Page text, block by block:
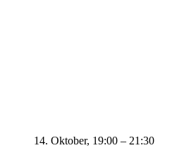
14. Oktober, 19:00 – 21:30